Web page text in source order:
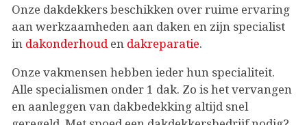
Onze dakdekkers beschikken over ruime ervaring
aan werkzaamheden aan daken en zijn specialist
in dakonderhoud en dakreparatie.
Onze vakmensen hebben ieder hun specialiteit.
Alle specialismen onder 1 dak. Zo is het vervangen
en aanleggen van dakbedekking altijd snel